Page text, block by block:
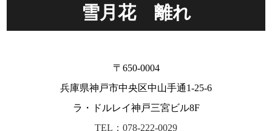
雪月花 離れ
〒650-0004
兵庫県神戸市中央区中山手通1-25-6
ラ・ドルレイ神戸三宮ビル8F
TEL：078-222-0029